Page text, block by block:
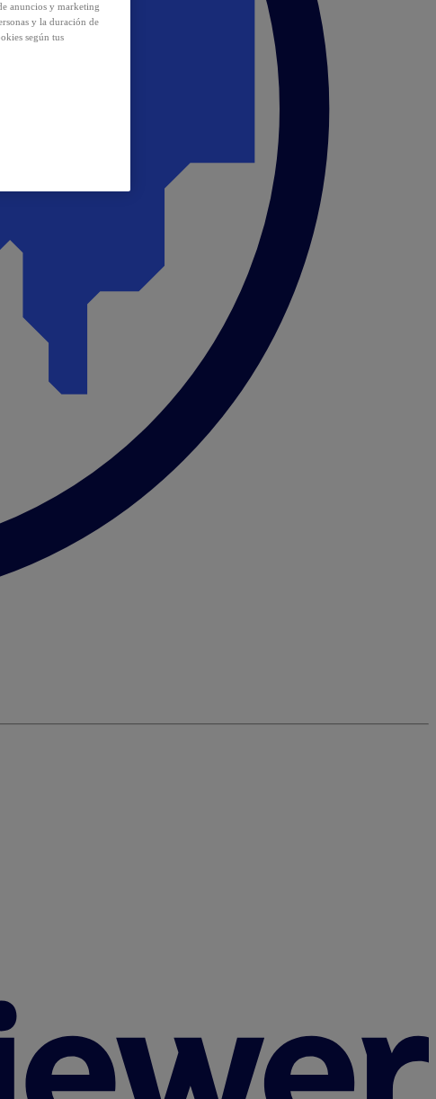
anuncios y marketing
y la duración de
según tus